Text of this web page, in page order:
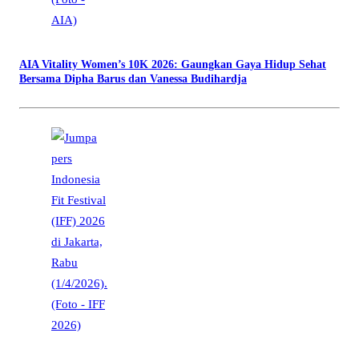
AIA Vitality Women’s 10K 2026: Gaungkan Gaya Hidup Sehat
Bersama Dipha Barus dan Vanessa Budihardja